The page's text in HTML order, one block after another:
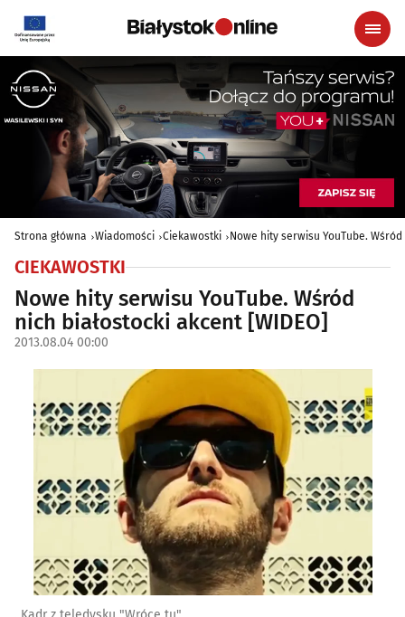
Strona główna Wiadomości Ciekawostki Nowe hity serwisu YouTube.
CIEKAWOSTKI
Nowe hity serwisu YouTube. Wśród
nich białostocki akcent [WIDEO]
2013.08.04 00:00